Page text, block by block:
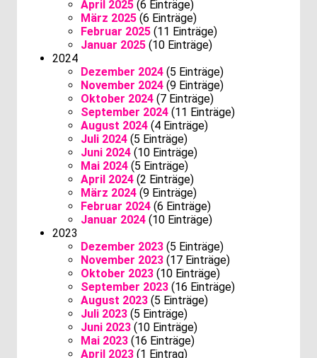
April 2025 (6 Einträge)
März 2025 (6 Einträge)
Februar 2025 (11 Einträge)
Januar 2025 (10 Einträge)
2024
Dezember 2024 (5 Einträge)
November 2024 (9 Einträge)
Oktober 2024 (7 Einträge)
September 2024 (11 Einträge)
August 2024 (4 Einträge)
Juli 2024 (5 Einträge)
Juni 2024 (10 Einträge)
Mai 2024 (5 Einträge)
April 2024 (2 Einträge)
März 2024 (9 Einträge)
Februar 2024 (6 Einträge)
Januar 2024 (10 Einträge)
2023
Dezember 2023 (5 Einträge)
November 2023 (17 Einträge)
Oktober 2023 (10 Einträge)
September 2023 (16 Einträge)
August 2023 (5 Einträge)
Juli 2023 (5 Einträge)
Juni 2023 (10 Einträge)
Mai 2023 (16 Einträge)
April 2023 (1 Eintrag)